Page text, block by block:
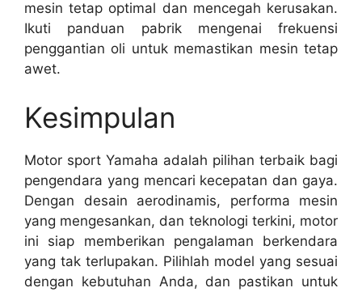
mesin tetap optimal dan mencegah kerusakan.
Ikuti panduan pabrik mengenai frekuensi
penggantian oli untuk memastikan mesin tetap
awet.
Kesimpulan
Motor sport Yamaha adalah pilihan terbaik bagi
pengendara yang mencari kecepatan dan gaya.
Dengan desain aerodinamis, performa mesin
yang mengesankan, dan teknologi terkini, motor
ini siap memberikan pengalaman berkendara
yang tak terlupakan. Pilihlah model yang sesuai
dengan kebutuhan Anda, dan pastikan untuk